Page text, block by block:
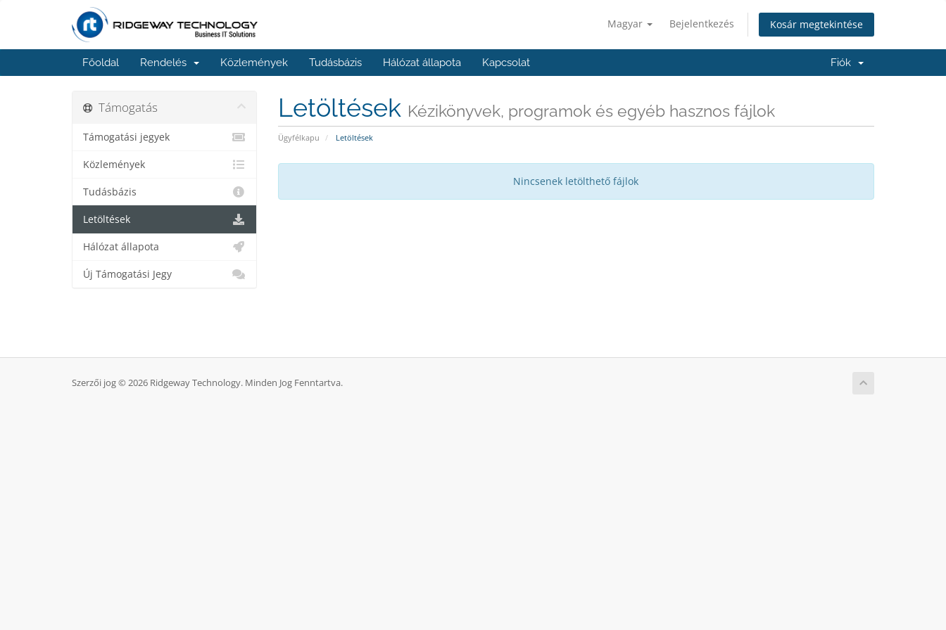
Magyar Bejelentkezés Kosár megtekintése
Főoldal Rendelés Közlemények Tudásbázis Hálózat állapota Kapcsolat Fiók
Letöltések Kézikönyvek, programok és egyéb hasznos fájlok
Ügyfélkapu Letöltések
Nincsenek letölthető fájlok
Támogatás
Támogatási jegyek
Közlemények
Tudásbázis
Letöltések
Hálózat állapota
Új Támogatási Jegy
Szerzői jog © 2026 Ridgeway Technology. Minden Jog Fenntartva.